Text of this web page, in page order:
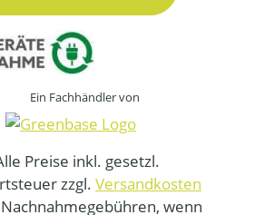
Ein Fachhändler von
Preise inkl. gesetzl.
zzgl. Versandkosten
wenn